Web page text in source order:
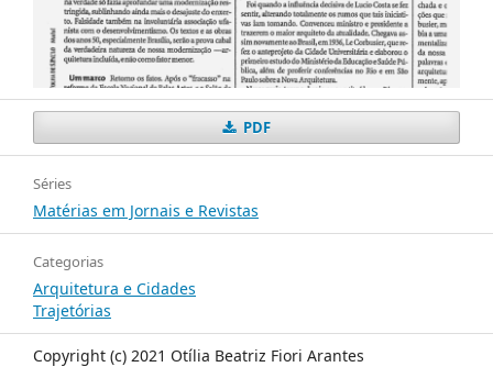
PDF
Séries
Matérias em Jornais e Revistas
Categorias
Arquitetura e Cidades
Trajetórias
Copyright (c) 2021 Otília Beatriz Fiori Arantes